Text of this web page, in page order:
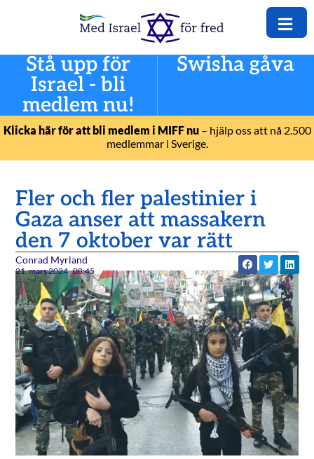
Stå upp för
Israel - bli
medlem nu!
Swisha gåva
Klicka här för att bli medlem i MIFF nu– hjälp oss att nå 2.500
medlemmar i Sverige.
Fler och fler palestinier i
Gaza anser att massakern
den 7 oktober var rätt
Conrad Myrland
21. mars 2024 08:45